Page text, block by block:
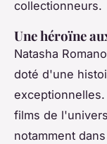
collectionneurs.
Une héroïne
Natasha
doté d'une
films de
notamment dans